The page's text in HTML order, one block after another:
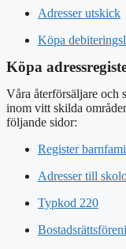
Adresser utskick
Köpa
Köpa
Våra återförsäljare och
inom vitt skilda
följande sidor:
Register
Adresser till
Typkod 220